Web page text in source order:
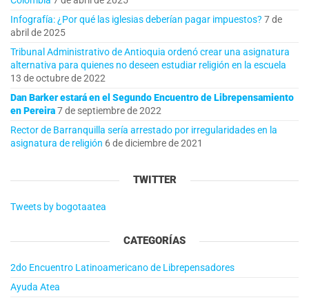
Infografía: ¿Por qué las iglesias deberían pagar impuestos? 7 de
abril de 2025
Tribunal Administrativo de Antioquia ordenó crear una asignatura
alternativa para quienes no deseen estudiar religión en la escuela
13 de octubre de 2022
Dan Barker estará en el Segundo Encuentro de Librepensamiento
en Pereira7 de septiembre de 2022
Rector de Barranquilla sería arrestado por irregularidades en la
asignatura de religión 6 de diciembre de 2021
TWITTER
Tweets by bogotaatea
CATEGORÍAS
2do Encuentro Latinoamericano de Librepensadores
Ayuda Atea